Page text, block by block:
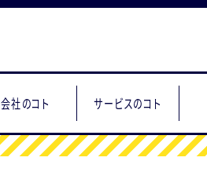
会社のコト サービスのコト